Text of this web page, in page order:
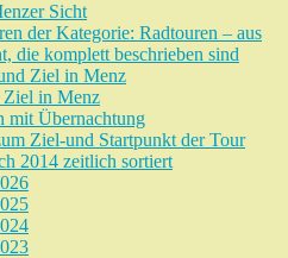
Sicht
der Kategorie: Radtouren – aus
die komplett beschrieben sind
Ziel in Menz
Ziel in Menz
mit Übernachtung
Ziel-und Startpunkt der Tour
2014 zeitlich sortiert